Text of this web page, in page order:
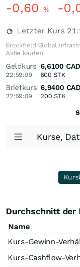
-0,60 % -
Letzter Kurs
Brookfield Global
Aktie kaufen
Geldkurs
22:59:09
6,6100 CAD
800 STK
Briefkurs
22:59:09
6,9400 CAD
200STK
Kurse,
Durchschnitt der
Name
Kurs-Gewinn-
Kurs-Cashflow-